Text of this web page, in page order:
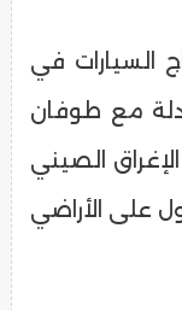
السيارات في
مع طوفان
الصيني
على الأراضي